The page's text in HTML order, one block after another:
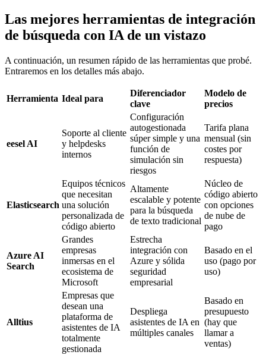
Las mejores herramientas de integración
de búsqueda con IA de un vistazo
A continuación, un resumen rápido de las herramientas que probé.
Entraremos en los detalles más abajo.
Herramienta Ideal para
Diferenciador
clave
Modelo de
precios
eesel AI
Soporte al cliente
y helpdesks
internos
Configuración
autogestionada
súper simple y una
función de
simulación sin
riesgos
Tarifa plana
mensual (sin
costes por
respuesta)
Elasticsearch
Equipos técnicos
que necesitan
una solución
personalizada de
código abierto
Altamente
escalable y potente
para la búsqueda
de texto tradicional
Núcleo de
código abierto
con opciones
de nube de
pago
Azure AI
Search
Grandes
empresas
inmersas en el
ecosistema de
Microsoft
Estrecha
integración con
Azure y sólida
seguridad
empresarial
Basado en el
uso (pago por
uso)
Alltius
Empresas que
desean una
plataforma de
asistentes de IA
totalmente
gestionada
Despliega
asistentes de IA en
múltiples canales
Basado en
presupuesto
(hay que
llamar a
ventas)